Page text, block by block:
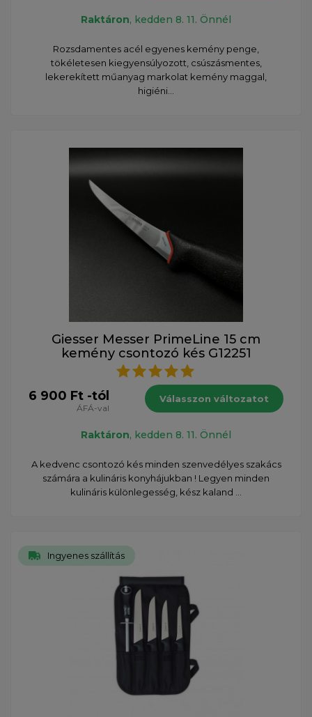
Raktáron, kedden 8. 11. Önnél
Rozsdamentes acél egyenes kemény penge,
tökéletesen kiegyensúlyozott, csúszásmentes,
lekerekített műanyag markolat kemény maggal,
higiéni...
Giesser Messer PrimeLine 15 cm
kemény csontozó kés G12251
6 900 Ft -tól
ÁFÁ-val
Válasszon változatot
Raktáron, kedden 8. 11. Önnél
A kedvenc csontozó kés minden szenvedélyes szakács
számára a kulináris konyhájukban ! Legyen minden
kulináris különlegesség, kész kaland ...
Ingyenes szállítás